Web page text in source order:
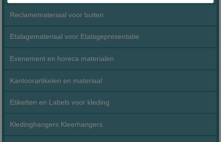
Reclamemateriaal voor buiten
Etalagemateriaal voor Etalagepresentatie
Evenement en horeca materialen
Kantoorartikelen en materiaal
Etiketten en Labels voor kleding
Kledinghangers Kleerhangers